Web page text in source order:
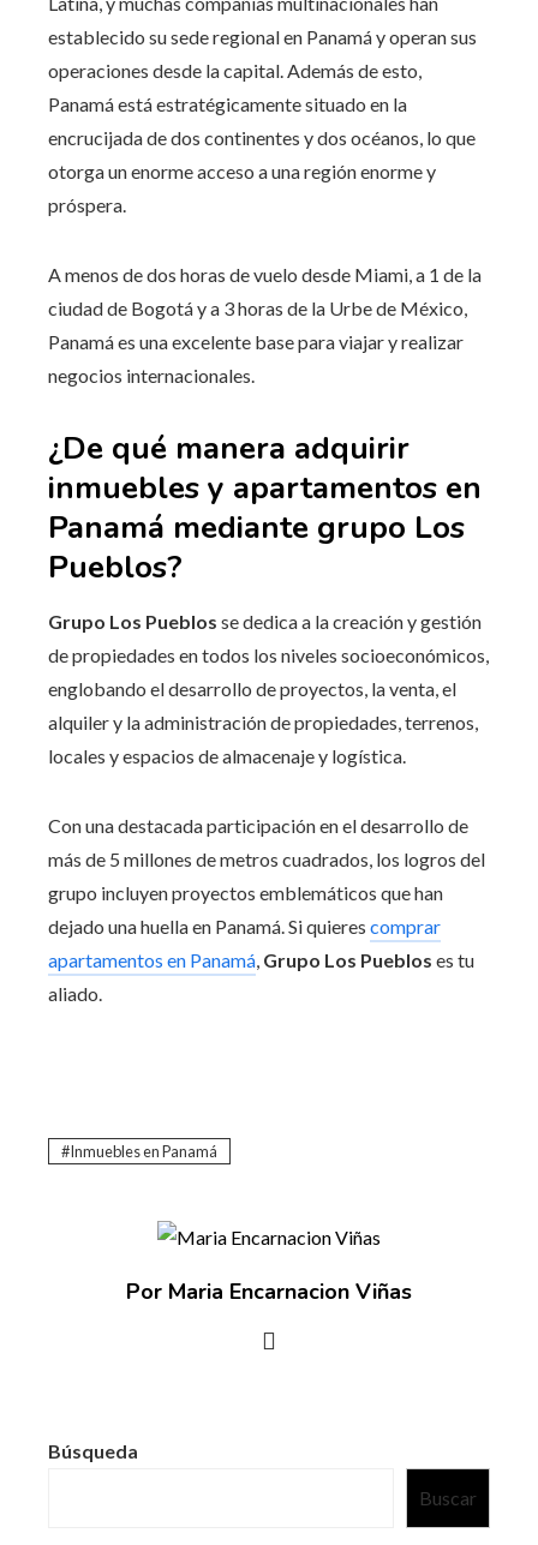
establecido su sede regional en Panamá y operan sus
operaciones desde la capital. Además de esto,
Panamá está estratégicamente situado en la
encrucijada de dos continentes y dos océanos, lo que
otorga un enorme acceso a una región enorme y
próspera.
A menos de dos horas de vuelo desde Miami, a 1 de la
ciudad de Bogotá y a 3 horas de la Urbe de México,
Panamá es una excelente base para viajar y realizar
negocios internacionales.
¿De qué manera adquirir
inmuebles y apartamentos en
Panamá mediante grupo Los
Pueblos?
Grupo Los Pueblos se dedica a la creación y gestión
de propiedades en todos los niveles socioeconómicos,
englobando el desarrollo de proyectos, la venta, el
alquiler y la administración de propiedades, terrenos,
locales y espacios de almacenaje y logística.
Con una destacada participación en el desarrollo de
más de 5 millones de metros cuadrados, los logros del
grupo incluyen proyectos emblemáticos que han
dejado una huella en Panamá. Si quieres comprar
apartamentos en Panamá, Grupo Los Pueblos es tu
aliado.
Inmuebles en Panamá
Por Maria Encarnacion Viñas
Búsqueda
Buscar